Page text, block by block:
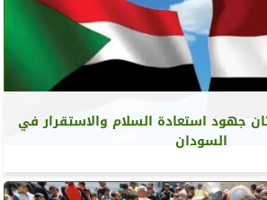
جهود استعادة السلام والاستقرار في
السودان